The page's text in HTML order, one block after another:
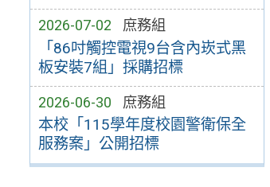
2026-07-02 庶務組
「86吋觸控電視9台含內崁式黑
板安裝7組」採購招標
2026-06-30 庶務組
本校「115學年度校園警衛保全
服務案」公開招標